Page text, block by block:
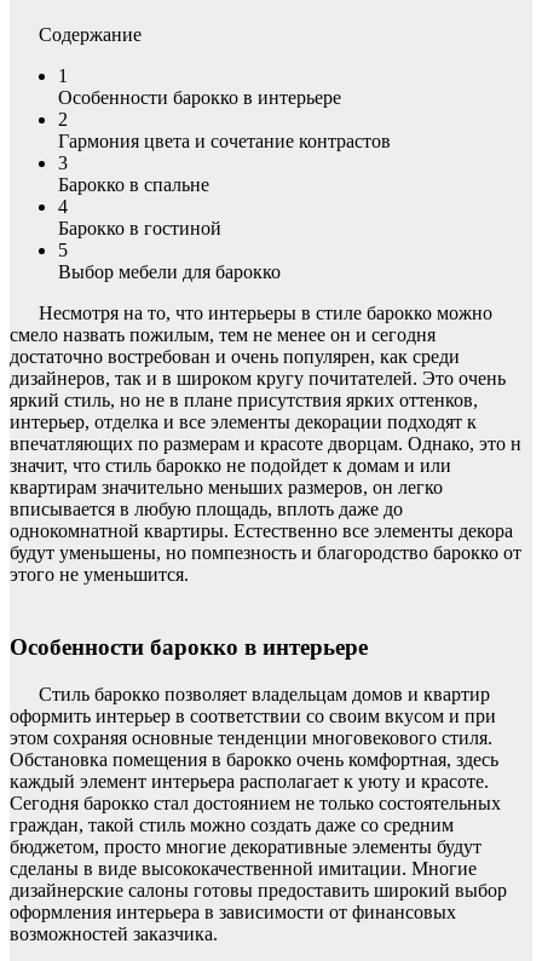
Содержание
1
Особенности барокко в интерьере
2
Гармония цвета и сочетание контрастов
3
Барокко в спальне
4
Барокко в гостиной
5
Выбор мебели для барокко
Несмотря на то, что интерьеры в стиле барокко можно
смело назвать пожилым, тем не менее он и сегодня
достаточно востребован и очень популярен, как среди
дизайнеров, так и в широком кругу почитателей. Это очень
яркий стиль, но не в плане присутствия ярких оттенков,
интерьер, отделка и все элементы декорации подходят к
впечатляющих по размерам и красоте дворцам. Однако, это н
значит, что стиль барокко не подойдет к домам и или
квартирам значительно меньших размеров, он легко
вписывается в любую площадь, вплоть даже до
однокомнатной квартиры. Естественно все элементы декора
будут уменьшены, но помпезность и благородство барокко от
этого не уменьшится.
Особенности барокко в интерьере
Стиль барокко позволяет владельцам домов и квартир
оформить интерьер в соответствии со своим вкусом и при
этом сохраняя основные тенденции многовекового стиля.
Обстановка помещения в барокко очень комфортная, здесь
каждый элемент интерьера располагает к уюту и красоте.
Сегодня барокко стал достоянием не только состоятельных
граждан, такой стиль можно создать даже со средним
бюджетом, просто многие декоративные элементы будут
сделаны в виде высококачественной имитации. Многие
дизайнерские салоны готовы предоставить широкий выбор
оформления интерьера в зависимости от финансовых
возможностей заказчика.